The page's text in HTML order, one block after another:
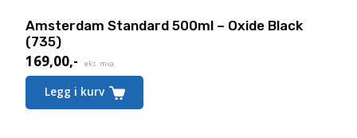
Amsterdam Standard 500ml – Oxide Black
(735)
169,00,- eks. mva.
Legg i kurv